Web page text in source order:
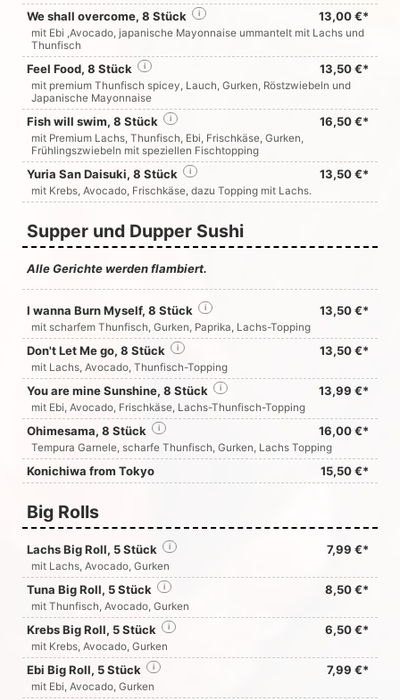
We shall overcome, 8 Stück 13,00 €*
i
mit Ebi ,Avocado, japanische Mayonnaise ummantelt mit Lachs und
Thunfisch
Feel Food, 8 Stück 13,50 €*
i
mit premium Thunfisch spicey, Lauch, Gurken, Röstzwiebeln und
Japanische Mayonnaise
Fish will swim, 8 Stück 16,50 €*
i
mit Premium Lachs, Thunfisch, Ebi, Frischkäse, Gurken,
Frühlingszwiebeln mit speziellen Fischtopping
Yuria San Daisuki, 8 Stück 13,50 €*
i
mit Krebs, Avocado, Frischkäse, dazu Topping mit Lachs.
Supper und Dupper Sushi
Alle Gerichte werden flambiert.
I wanna Burn Myself, 8 Stück 13,50 €*
i
mit scharfem Thunfisch, Gurken, Paprika, Lachs-Topping
Don't Let Me go, 8 Stück 13,50 €*
i
mit Lachs, Avocado, Thunfisch-Topping
You are mine Sunshine, 8 Stück 13,99 €*
i
mit Ebi, Avocado, Frischkäse, Lachs-Thunfisch-Topping
Ohimesama, 8 Stück 16,00 €*
i
Tempura Garnele, scharfe Thunfisch, Gurken, Lachs Topping
Konichiwa from Tokyo 15,50 €*
Big Rolls
Lachs Big Roll, 5 Stück 7,99 €*
i
mit Lachs, Avocado, Gurken
Tuna Big Roll, 5 Stück 8,50 €*
i
mit Thunfisch, Avocado, Gurken
Krebs Big Roll, 5 Stück 6,50 €*
i
mit Krebs, Avocado, Gurken
Ebi Big Roll, 5 Stück 7,99 €*
i
mit Ebi, Avocado, Gurken